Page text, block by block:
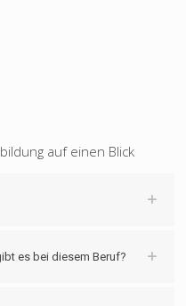
auf einen Blick
es bei diesem Beruf?